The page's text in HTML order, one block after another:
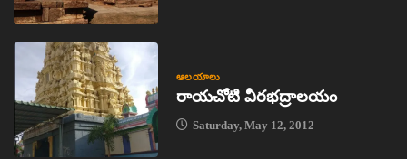
ఆలయాలు
రాయచోటి వీరభద్రాలయం
Saturday, May 12, 2012